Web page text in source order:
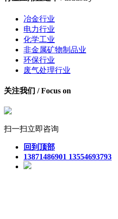
冶金行业
电力行业
化学工业
非金属矿物制品业
环保行业
废气处理行业
关注我们 / Focus on
扫一扫立即咨询
回到顶部
13871486901 13554693793